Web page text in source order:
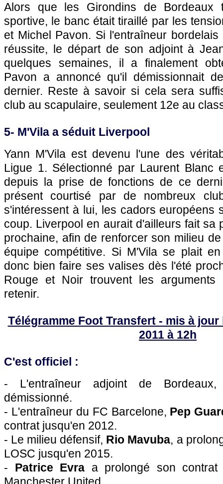
Alors que les Girondins de Bordeaux
sportive, le banc était tiraillé par les
et Michel Pavon. Si l'entraîneur
réussite, le départ de son adjoint à
quelques semaines, il a finalement
Pavon a annoncé qu'il démissionnait
dernier. Reste à savoir si cela sera
club au scapulaire, seulement 12e au
5- M'Vila a séduit Liverpool
Yann M'Vila est devenu l'une des
Ligue 1. Sélectionné par Laurent Blanc
depuis la prise de fonctions de ce
présent courtisé par de nombreux
s'intéressent à lui, les cadors européens
coup. Liverpool en aurait d'ailleurs fait sa
prochaine, afin de renforcer son milieu
équipe compétitive. Si M'Vila se plait
donc bien faire ses valises dès l'été
Rouge et Noir trouvent les arguments
retenir.
Télégramme Foot Transfert - mis à
2011 à 12h
C'est officiel :
- L'entraîneur adjoint de Bordeaux
démissionné.
- L'entraîneur du FC Barcelone, Pep
contrat jusqu'en 2012.
- Le milieu défensif, Rio Mavuba, a
LOSC jusqu'en 2015.
- Patrice Evra a prolongé son